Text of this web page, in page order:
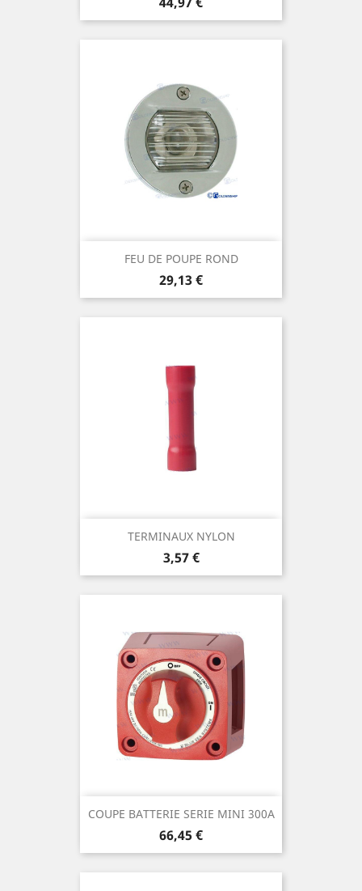
FEU DE POUPE ROND
Prix
29,13 €
TERMINAUX NYLON
Prix
3,57 €
COUPE BATTERIE SERIE MINI 300A
Prix
66,45 €